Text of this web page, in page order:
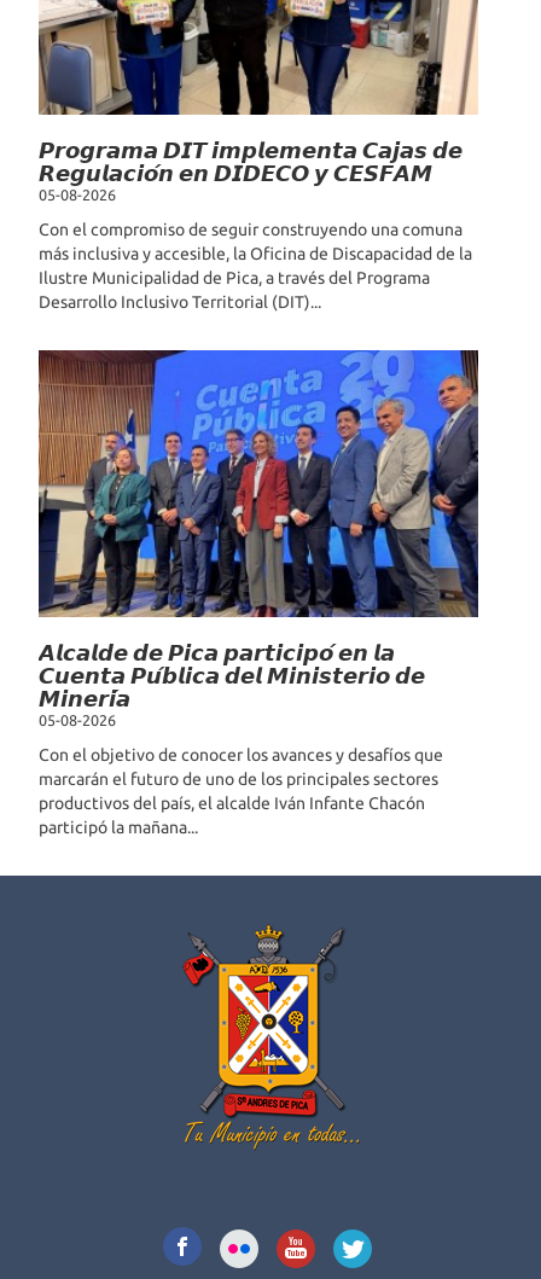
𝙋𝙧𝙤𝙜𝙧𝙖𝙢𝙖 𝘿𝙄𝙏 𝙞𝙢𝙥𝙡𝙚𝙢𝙚𝙣𝙩𝙖 𝘾𝙖𝙟𝙖𝙨 𝙙𝙚
𝙍𝙚𝙜𝙪𝙡𝙖𝙘𝙞𝙤́𝙣 𝙚𝙣 𝘿𝙄𝘿𝙀𝘾𝙊 𝙮 𝘾𝙀𝙎𝙁𝘼𝙈
05-08-2026
Con el compromiso de seguir construyendo una comuna
más inclusiva y accesible, la Oficina de Discapacidad de la
Ilustre Municipalidad de Pica, a través del Programa
Desarrollo Inclusivo Territorial (DIT)...
𝘼𝙡𝙘𝙖𝙡𝙙𝙚 𝙙𝙚 𝙋𝙞𝙘𝙖 𝙥𝙖𝙧𝙩𝙞𝙘𝙞𝙥𝙤́ 𝙚𝙣 𝙡𝙖
𝘾𝙪𝙚𝙣𝙩𝙖 𝙋𝙪́𝙗𝙡𝙞𝙘𝙖 𝙙𝙚𝙡 𝙈𝙞𝙣𝙞𝙨𝙩𝙚𝙧𝙞𝙤 𝙙𝙚
𝙈𝙞𝙣𝙚𝙧𝙞́𝙖
05-08-2026
Con el objetivo de conocer los avances y desafíos que
marcarán el futuro de uno de los principales sectores
productivos del país, el alcalde Iván Infante Chacón
participó la mañana...